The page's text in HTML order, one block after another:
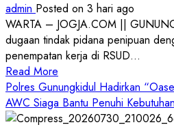
admin Posted on 3 hari ago
WARTA – JOGJA.COM ||
dugaan tindak pidana penipuan
penempatan kerja di RSUD...
Read More
more
about
Dugaan
Polres Gunungkidul Hadirkan
AWC Siaga Bantu Penuhi